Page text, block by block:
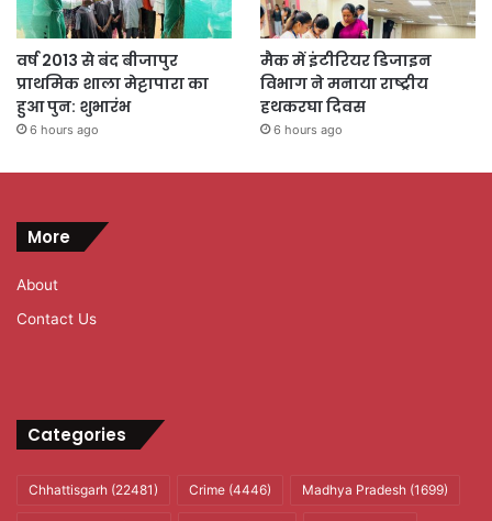
वर्ष 2013 से बंद बीजापुर
प्राथमिक शाला मेट्टापारा का
हुआ पुन: शुभारंभ
6 hours ago
मैक में इंटीरियर डिजाइन
विभाग ने मनाया राष्ट्रीय
हथकरघा दिवस
6 hours ago
More
About
Contact Us
Categories
Chhattisgarh (22481) Crime (4446) Madhya Pradesh (1699)